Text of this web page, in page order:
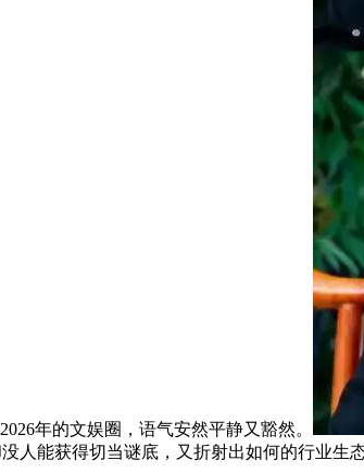
年的文娱圈，语气安然平静又豁然。
人能获得切当谜底，又折射出如何的行业生